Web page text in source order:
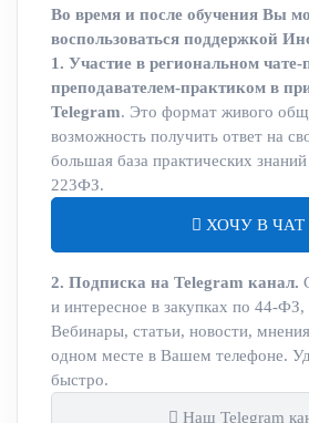
Во время и после обучения Вы
воспользоваться поддержкой
1. Участие в региональном чате-
преподавателем-практиком в
Telegram. Это формат живого
возможность получить ответ на
большая база практических
223ФЗ.
ХОЧУ В ЧАТ
2. Подписка на Telegram канал.
и интересное в закупках по 44-
Вебинары, статьи, новости,
одном месте в Вашем телефоне.
быстро.
Наш Telegram